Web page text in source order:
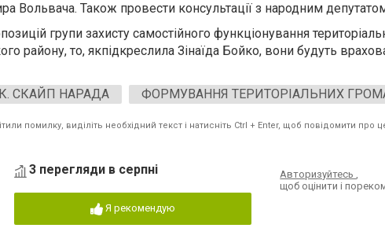
Вольвача. Також провести консультації з народним
групи захисту самостійного функціонування
району, то, якпідкреслила Зінаїда Бойко, вони будуть
СКАЙП НАРАДА
ФОРМУВАННЯ ТЕРИТОРІАЛЬНИХ
помилку, виділіть необхідний текст і натисніть Ctrl + Enter, щоб повідомити про
3 перегляди в серпні
Я рекомендую
Авторизуйтесь,
щоб оцінити і